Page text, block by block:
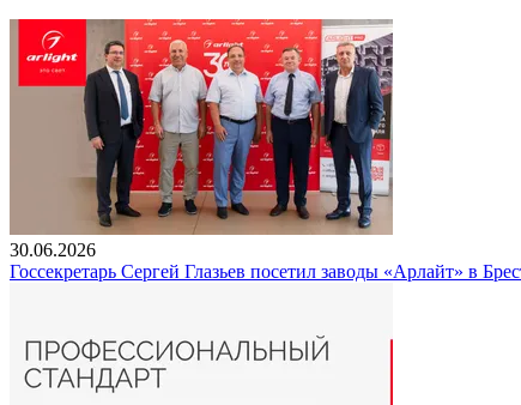
30.06.2026
Госсекретарь Сергей Глазьев посетил заводы «Арлайт» в